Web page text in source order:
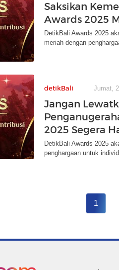
Saksikan
Awards 2025
DetikBali Awards 2025
meriah dengan
detikBali Jumat,
Jangan
2025 Segera
DetikBali Awards 2025
penghargaan untuk
1